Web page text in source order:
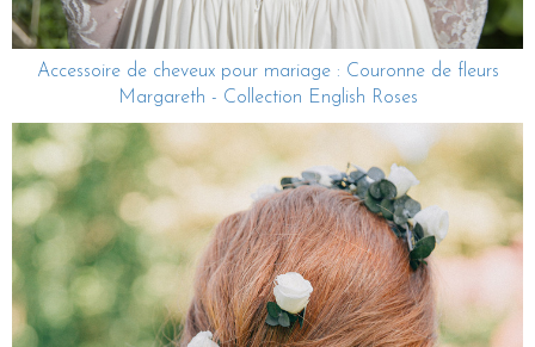
Accessoire de cheveux pour mariage : Couronne de fleurs
Margareth - Collection English Roses